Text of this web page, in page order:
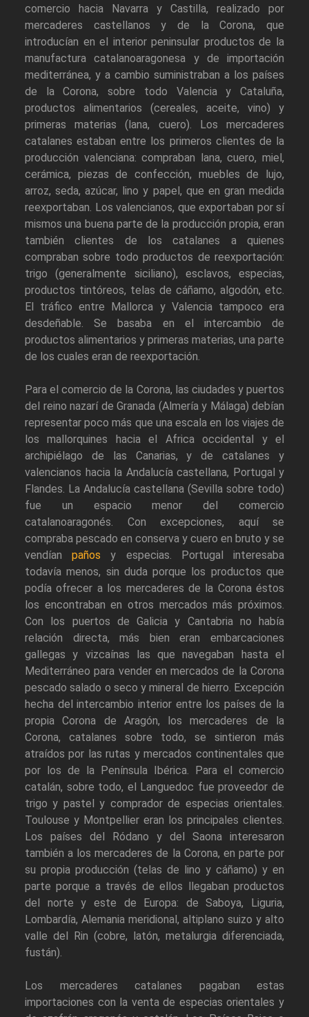
comercio hacia Navarra y Castilla, realizado por
mercaderes castellanos y de la Corona, que
introducían en el interior peninsular productos de la
manufactura catalanoaragonesa y de importación
mediterránea, y a cambio suministraban a los países
de la Corona, sobre todo Valencia y Cataluña,
productos alimentarios (cereales, aceite, vino) y
primeras materias (lana, cuero). Los mercaderes
catalanes estaban entre los primeros clientes de la
producción valenciana: compraban lana, cuero, miel,
cerámica, piezas de confección, muebles de lujo,
arroz, seda, azúcar, lino y papel, que en gran medida
reexportaban. Los valencianos, que exportaban por sí
mismos una buena parte de la producción propia, eran
también clientes de los catalanes a quienes
compraban sobre todo productos de reexportación:
trigo (generalmente siciliano), esclavos, especias,
productos tintóreos, telas de cáñamo, algodón, etc.
El tráfico entre Mallorca y Valencia tampoco era
desdeñable. Se basaba en el intercambio de
productos alimentarios y primeras materias, una parte
de los cuales eran de reexportación.
Para el comercio de la Corona, las ciudades y puertos
del reino nazarí de Granada (Almería y Málaga) debían
representar poco más que una escala en los viajes de
los mallorquines hacia el Africa occidental y el
archipiélago de las Canarias, y de catalanes y
valencianos hacia la Andalucía castellana, Portugal y
Flandes. La Andalucía castellana (Sevilla sobre todo)
fue un espacio menor del comercio
catalanoaragonés. Con excepciones, aquí se
compraba pescado en conserva y cuero en bruto y se
vendíanpaños y especias. Portugal interesaba
todavía menos, sin duda porque los productos que
podía ofrecer a los mercaderes de la Corona éstos
los encontraban en otros mercados más próximos.
Con los puertos de Galicia y Cantabria no había
relación directa, más bien eran embarcaciones
gallegas y vizcaínas las que navegaban hasta el
Mediterráneo para vender en mercados de la Corona
pescado salado o seco y mineral de hierro. Excepción
hecha del intercambio interior entre los países de la
propia Corona de Aragón, los mercaderes de la
Corona, catalanes sobre todo, se sintieron más
atraídos por las rutas y mercados continentales que
por los de la Península Ibérica. Para el comercio
catalán, sobre todo, el Languedoc fue proveedor de
trigo y pastel y comprador de especias orientales.
Toulouse y Montpellier eran los principales clientes.
Los países del Ródano y del Saona interesaron
también a los mercaderes de la Corona, en parte por
su propia producción (telas de lino y cáñamo) y en
parte porque a través de ellos llegaban productos
del norte y este de Europa: de Saboya, Liguria,
Lombardía, Alemania meridional, altiplano suizo y alto
valle del Rin (cobre, latón, metalurgia diferenciada,
fustán).
Los mercaderes catalanes pagaban estas
importaciones con la venta de especias orientales y